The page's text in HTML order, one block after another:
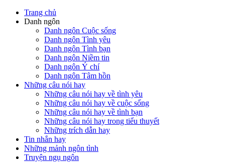
Trang chủ
Danh ngôn
Danh ngôn Cuộc sống
Danh ngôn Tình yêu
Danh ngôn Tình bạn
Danh ngôn Niềm tin
Danh ngôn Ý chí
Danh ngôn Tâm hồn
Những câu nói hay
Những câu nói hay về tình yêu
Những câu nói hay về cuộc sống
Những câu nói hay về tình bạn
Những câu nói hay trong tiểu thuyết
Những trích dẫn hay
Tin nhắn hay
Những mảnh ngôn tình
Truyện ngụ ngôn